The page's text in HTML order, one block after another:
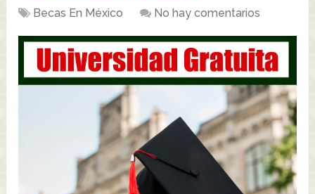
Becas En México No hay comentarios